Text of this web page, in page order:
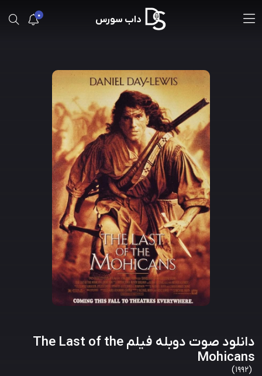
0 داب سورس
دانلود صوت دوبله فیلم The Last of the
Mohicans
(1992)